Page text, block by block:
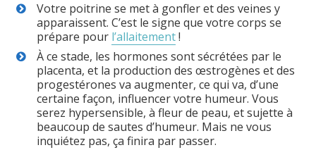
Votre poitrine se met à gonfler et des veines y
apparaissent. C’est le signe que votre corps se
prépare pour l’allaitement!
À ce stade, les hormones sont sécrétées par le
placenta, et la production des œstrogènes et des
progestérones va augmenter, ce qui va, d’une
certaine façon, influencer votre humeur. Vous
serez hypersensible, à fleur de peau, et sujette à
beaucoup de sautes d’humeur. Mais ne vous
inquiétez pas, ça finira par passer.